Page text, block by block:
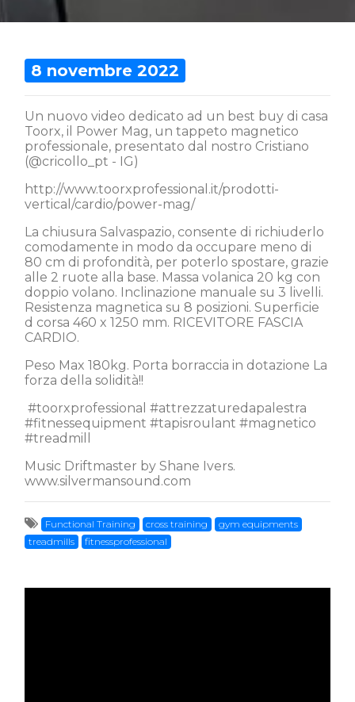
8 novembre 2022
Un nuovo video dedicato ad un best buy di casa
Toorx, il Power Mag, un tappeto magnetico
professionale, presentato dal nostro Cristiano
(@cricollo_pt - IG)
http://www.toorxprofessional.it/prodotti-
vertical/cardio/power-mag/
La chiusura Salvaspazio, consente di richiuderlo
comodamente in modo da occupare meno di
80 cm di profondità, per poterlo spostare, grazie
alle 2 ruote alla base. Massa volanica 20 kg con
doppio volano. Inclinazione manuale su 3 livelli.
Resistenza magnetica su 8 posizioni. Superficie
d corsa 460 x 1250 mm. RICEVITORE FASCIA
CARDIO.
Peso Max 180kg. Porta borraccia in dotazione La
forza della solidità!!
#toorxprofessional #attrezzaturedapalestra
#fitnessequipment #tapisroulant #magnetico
#treadmill
Music Driftmaster by Shane Ivers.
www.silvermansound.com
Functional Training cross training
gym equipments
treadmills
fitnessprofessional